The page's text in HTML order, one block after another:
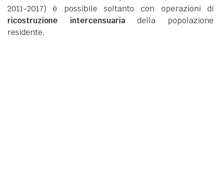
2011-2017) è possibile soltanto con operazioni di
ricostruzione intercensuariadella popolazione
residente.